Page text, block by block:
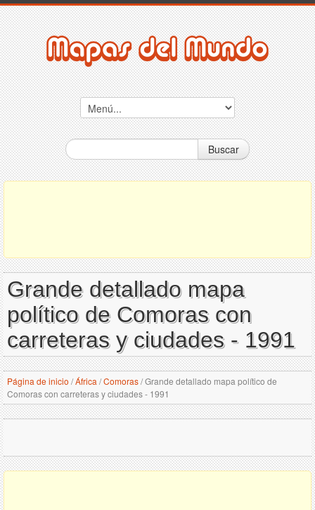
Buscar
Grande detallado mapa
político de Comoras con
carreteras y ciudades - 1991
Página de inicio /África /Comoras/Grande detallado mapa político de
Comoras con carreteras y ciudades - 1991